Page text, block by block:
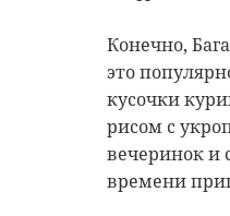
Конечно,
это
кусочки
рисом с
вечеринок и
времени